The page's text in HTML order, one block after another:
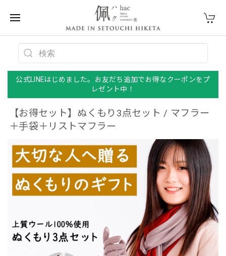
公式LINEはじめました。お友だち追加でお得なクーポンをプ
レゼント中！
【お得セット】ぬくもり3点セット / マフラー
＋手袋＋リストマフラー